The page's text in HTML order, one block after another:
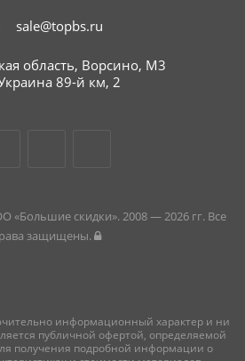
sale@topbs.ru
область, Ворсино, М3
89-й км, 2
«Большие скидки». 2008 — 2026 гг. Все
защищены.
информационный характер и ни
публичной офертой, определяемой
получения подробной информации о